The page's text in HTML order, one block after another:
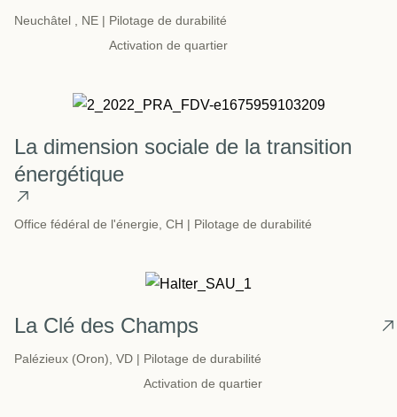
Neuchâtel , NE | Pilotage de durabilité
Activation de quartier
La dimension sociale de la transition
énergétique
Office fédéral de l'énergie, CH | Pilotage de durabilité
La Clé des Champs
Palézieux (Oron), VD | Pilotage de durabilité
Activation de quartier